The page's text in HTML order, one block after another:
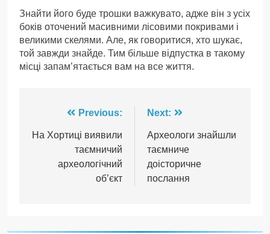
Знайти його буде трошки важкувато, адже він з усіх
боків оточений масивними лісовими покривами і
великими скелями. Але, як говоритися, хто шукає,
той завжди знайде. Тим більше відпустка в такому
місці запам’ятається вам на все життя.
Навігація
записів
Previous:
На Хортиці виявили
таємничий
археологічний
об’єкт
Next:
Археологи знайшли
таємниче
доісторичне
послання